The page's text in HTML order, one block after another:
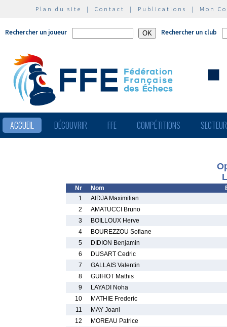
Plan du site | Contact | Publications | Mon
Rechercher un joueur Rechercher un club
ACCUEIL DÉCOUVRIR FFE COMPÉTITIONS
Nr Nom
1
AIDJA Maximilian
2
AMATUCCI Bruno
3
BOILLOUX Herve
4
BOUREZZOU Sofiane
5
DIDION Benjamin
6
DUSART Cedric
7
GALLAIS Valentin
8
GUIHOT Mathis
9
LAYADI Noha
10
MATHIE Frederic
11
MAY Joani
12
MOREAU Patrice